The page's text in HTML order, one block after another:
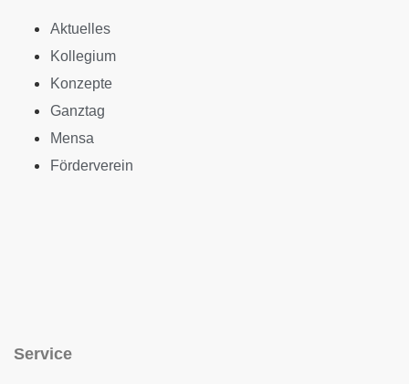
Aktuelles
Kollegium
Konzepte
Ganztag
Mensa
Förderverein
Service